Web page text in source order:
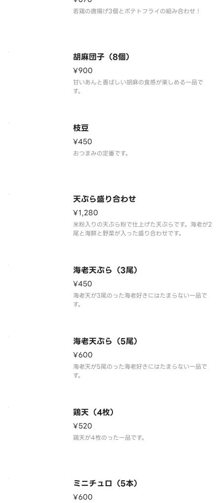
若鶏の唐揚げ3個とポテトフライの組み合わせ！
胡麻団子（8個）
¥900
甘いあんと香ばしい胡麻の食感が楽しめる一品で
す。
枝豆
¥450
おつまみの定番です。
天ぷら盛り合わせ
¥1,280
米粉入りの天ぷら粉で仕上げた天ぷらです。海老が2
尾と海鮮と野菜が入った盛り合わせです。
海老天ぷら（3尾）
¥450
海老天が3尾のった海老好きにはたまらない一品で
す。
海老天ぷら（5尾）
¥600
海老天が5尾のった海老好きにはたまらない一品で
す。
鶏天（4枚）
¥520
鶏天が4枚のった一品です。
ミニチュロ（5本）
¥600